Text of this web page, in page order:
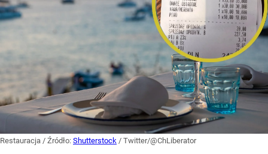
Restauracja / Źródło: Shutterstock / Twitter/@ChLiberator